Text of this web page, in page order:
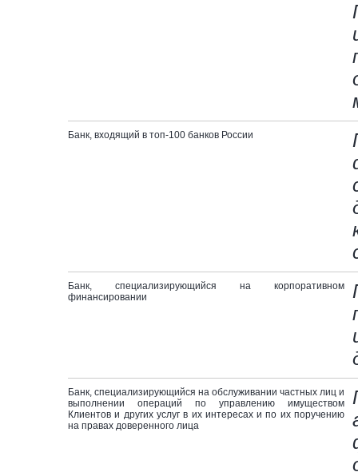
Банк, входящий в топ-100 банков России
Банк, специализирующийся на корпоративном
финансировании
Банк, специализирующийся на обслуживании частных лиц и
выполнении операций по управлению имуществом
Клиентов и других услуг в их интересах и по их поручению
на правах доверенного лица